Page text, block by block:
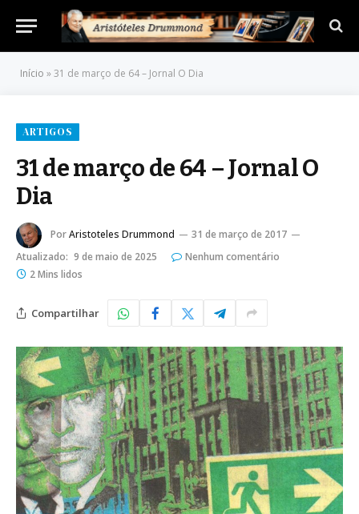
Início »31 de março de 64 – Jornal O Dia
ARTIGOS
31 de março de 64 – Jornal O
Dia
PorAristoteles Drummond
31 de março de 2017
Atualizado: 9 de maio de 2025
Nenhum comentário
2 Mins lidos
Compartilhar